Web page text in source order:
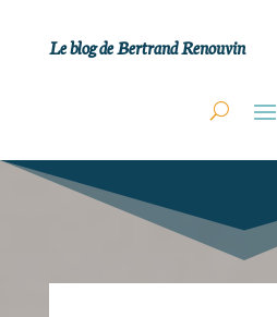
Le blog de Bertrand Renouvin